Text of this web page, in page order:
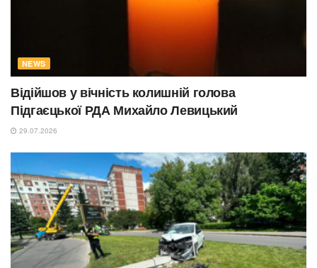
NEWS
Відійшов у вічність колишній голова
Підгаєцької РДА Михайло Левицький
29.07.2026